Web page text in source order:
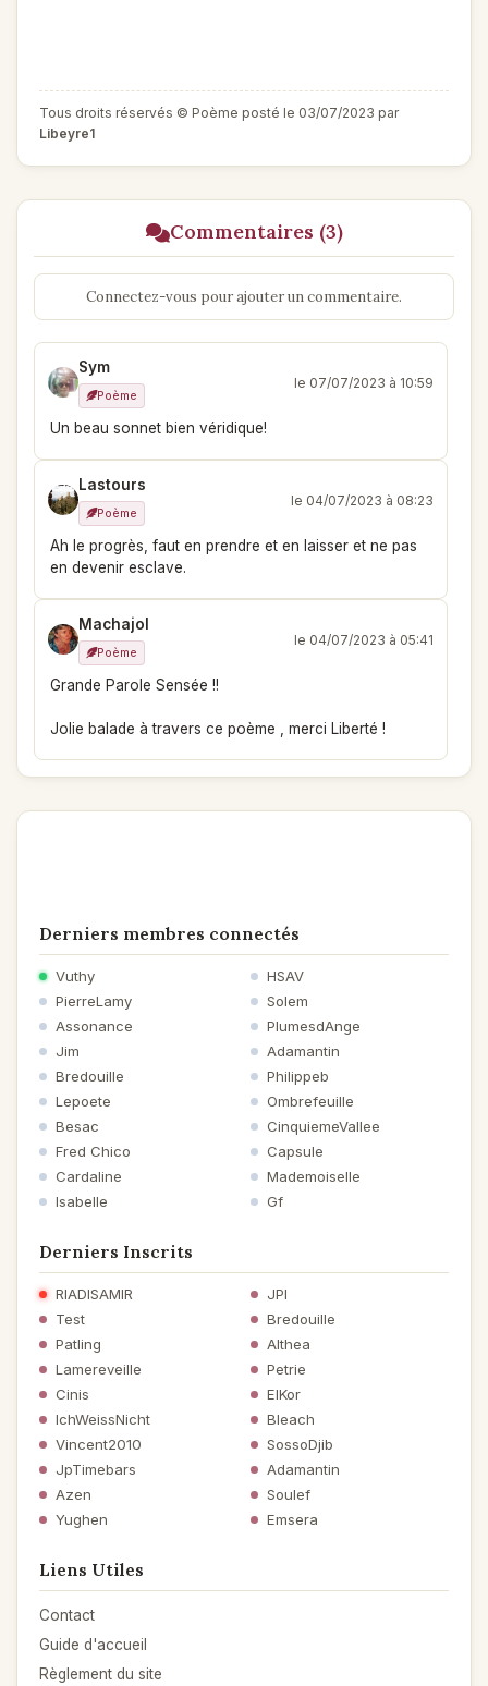
Tous droits réservés © Poème posté le 03/07/2023 par
Libeyre1
Commentaires (3)
Connectez-vous pour ajouter un commentaire.
Sym
Poème
le 07/07/2023 à 10:59
Un beau sonnet bien véridique!
Lastours
Poème
le 04/07/2023 à 08:23
Ah le progrès, faut en prendre et en laisser et ne pas
en devenir esclave.
Machajol
Poème
le 04/07/2023 à 05:41
Grande Parole Sensée !!
Jolie balade à travers ce poème , merci Liberté !
Derniers membres connectés
Vuthy
HSAV
PierreLamy
Solem
Assonance
PlumesdAnge
Jim
Adamantin
Bredouille
Philippeb
Lepoete
Ombrefeuille
Besac
CinquiemeVallee
Fred Chico
Capsule
Cardaline
Mademoiselle
Isabelle
Gf
Derniers Inscrits
RIADISAMIR
JPI
Test
Bredouille
Patling
Althea
Lamereveille
Petrie
Cinis
ElKor
IchWeissNicht
Bleach
Vincent2010
SossoDjib
JpTimebars
Adamantin
Azen
Soulef
Yughen
Emsera
Liens Utiles
Contact
Guide d'accueil
Règlement du site